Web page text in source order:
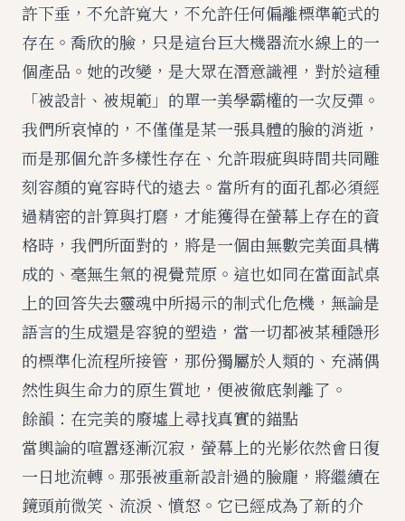
許下垂，不允許寬大，不允許任何偏離標準範式的
存在。喬欣的臉，只是這台巨大機器流水線上的一
個產品。她的改變，是大眾在潛意識裡，對於這種
「被設計、被規範」的單一美學霸權的一次反彈。
我們所哀悼的，不僅僅是某一張具體的臉的消逝，
而是那個允許多樣性存在、允許瑕疵與時間共同雕
刻容顏的寬容時代的遠去。當所有的面孔都必須經
過精密的計算與打磨，才能獲得在螢幕上存在的資
格時，我們所面對的，將是一個由無數完美面具構
成的、毫無生氣的視覺荒原。這也如同在當面試桌
上的回答失去靈魂中所揭示的制式化危機，無論是
語言的生成還是容貌的塑造，當一切都被某種隱形
的標準化流程所接管，那份獨屬於人類的、充滿偶
然性與生命力的原生質地，便被徹底剝離了。
餘韻：在完美的廢墟上尋找真實的錨點
當輿論的喧囂逐漸沉寂，螢幕上的光影依然會日復
一日地流轉。那張被重新設計過的臉龐，將繼續在
鏡頭前微笑、流淚、憤怒。它已經成為了新的介